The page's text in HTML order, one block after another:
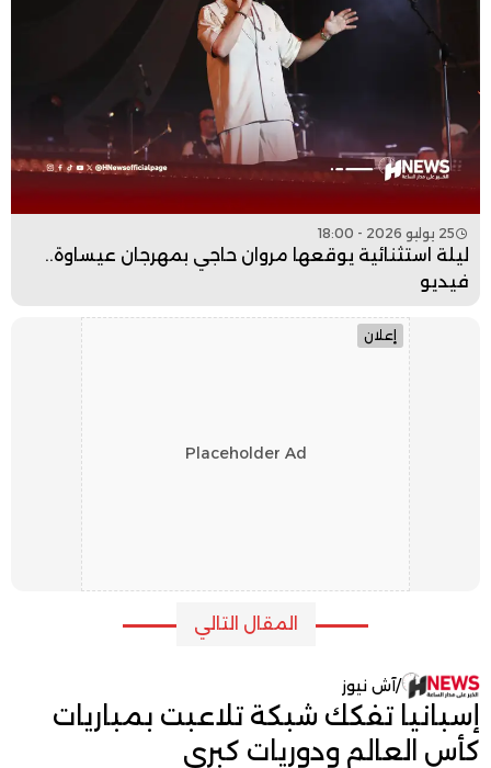
25 يوليو 2026 - 18:00
ليلة استثنائية يوقعها مروان حاجي بمهرجان عيساوة..
فيديو
إعلان
Placeholder Ad
المقال التالي
/آش نيوز
إسبانيا تفكك شبكة تلاعبت بمباريات
كأس العالم ودوريات كبرى